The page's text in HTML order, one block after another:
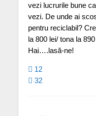
vezi lucrurile bune
vezi. De unde ai
pentru reciclabil?
la 800 lei/ tona la
Hai….lasă-ne!
12
32